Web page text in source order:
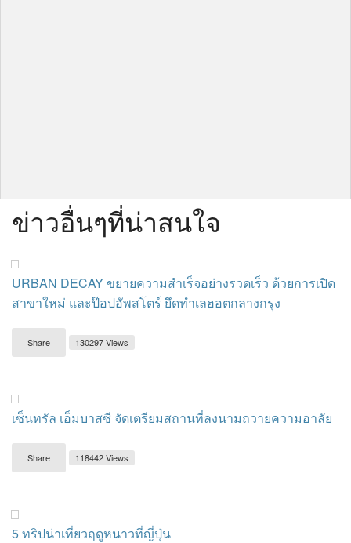
ข่าวอื่นๆที่น่าสนใจ
URBAN DECAY ขยายความสำเร็จอย่างรวดเร็ว ด้วยการเปิด
สาขาใหม่ และป๊อปอัพสโตร์ ยึดทำเลฮอตกลางกรุง
Share 130297 Views
เซ็นทรัล เอ็มบาสซี จัดเตรียมสถานที่ลงนามถวายความอาลัย
Share 118442 Views
5 ทริปน่าเที่ยวฤดูหนาวที่ญี่ปุ่น